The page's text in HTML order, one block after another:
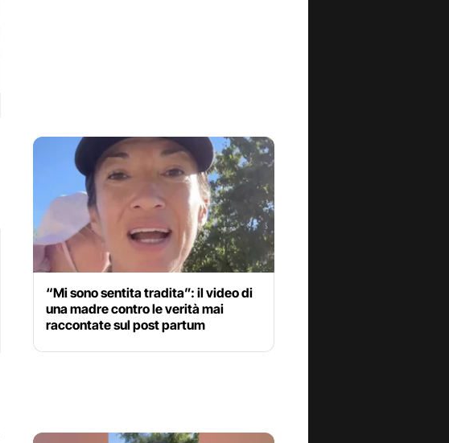
“Mi sono sentita tradita”: il video di
una madre contro le verità mai
raccontate sul post partum